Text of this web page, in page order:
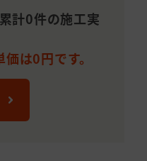
計0件の施工実
は0円です。